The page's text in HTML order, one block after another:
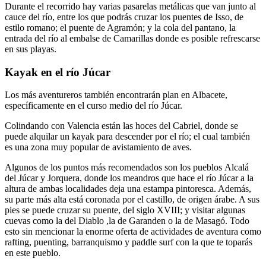
Durante el recorrido hay varias pasarelas metálicas que van junto al
cauce del río, entre los que podrás cruzar los puentes de Isso, de
estilo romano; el puente de Agramón; y la cola del pantano, la
entrada del río al embalse de Camarillas donde es posible refrescarse
en sus playas.
Kayak en el río Júcar
Los más aventureros también encontrarán plan en Albacete,
específicamente en el curso medio del río Júcar.
Colindando con Valencia están las hoces del Cabriel, donde se
puede alquilar un kayak para descender por el río; el cual también
es una zona muy popular de avistamiento de aves.
Algunos de los puntos más recomendados son los pueblos Alcalá
del Júcar y Jorquera, donde los meandros que hace el río Júcar a la
altura de ambas localidades deja una estampa pintoresca. Además,
su parte más alta está coronada por el castillo, de origen árabe. A sus
pies se puede cruzar su puente, del siglo XVIII; y visitar algunas
cuevas como la del Diablo ,la de Garanden o la de Masagó. Todo
esto sin mencionar la enorme oferta de actividades de aventura como
rafting, puenting, barranquismo y paddle surf con la que te toparás
en este pueblo.